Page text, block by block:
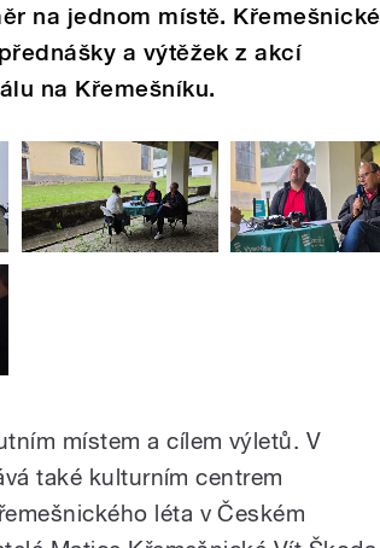
na jednom místě. Křemešnické
a výtěžek z akcí
na Křemešníku.
místem a cílem výletů. V
také kulturním centrem
léta v Českém